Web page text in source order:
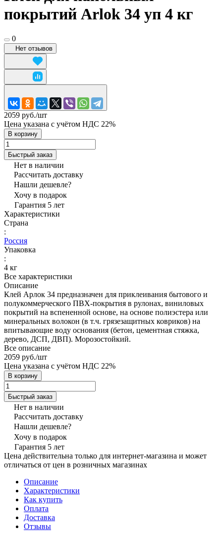
покрытий Arlok 34 уп 4 кг
0
Нет отзывов
2059 руб./шт
Цена указана с учётом НДС 22%
В корзину
Быстрый заказ
Нет в наличии
Рассчитать доставку
Нашли дешевле?
Хочу в подарок
Гарантия 5 лет
Характеристики
Страна
:
Россия
Упаковка
:
4 кг
Все характеристики
Описание
Клей Арлок 34 предназначен для приклеивания бытового и
полукоммерческого ПВХ-покрытия в рулонах, виниловых
покрытий на вспененной основе, на основе полиэстера или
минеральных волокон (в т.ч. грязезащитных ковриков) на
впитывающие воду основания (бетон, цементная стяжка,
дерево, ДСП, ДВП). Морозостойкий.
Все описание
2059 руб./шт
Цена указана с учётом НДС 22%
В корзину
Быстрый заказ
Нет в наличии
Рассчитать доставку
Нашли дешевле?
Хочу в подарок
Гарантия 5 лет
Цена действительна только для интернет-магазина и может
отличаться от цен в розничных магазинах
Описание
Характеристики
Как купить
Оплата
Доставка
Отзывы